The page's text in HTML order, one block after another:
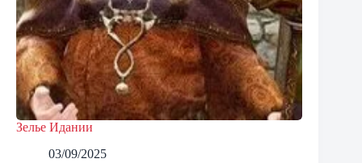
Зелье Идании
03/09/2025